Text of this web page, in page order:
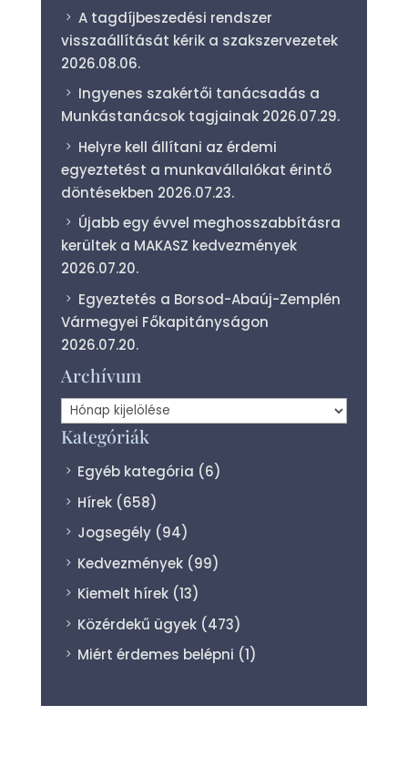
A tagdíjbeszedési rendszer
visszaállítását kérik a szakszervezetek
2026.08.06.
Ingyenes szakértői tanácsadás a
Munkástanácsok tagjainak 2026.07.29.
Helyre kell állítani az érdemi
egyeztetést a munkavállalókat érintő
döntésekben 2026.07.23.
Újabb egy évvel meghosszabbításra
kerültek a MAKASZ kedvezmények
2026.07.20.
Egyeztetés a Borsod-Abaúj-Zemplén
Vármegyei Főkapitányságon
2026.07.20.
Archívum
Archívum
Kategóriák
Egyéb kategória (6)
Hírek (658)
Jogsegély (94)
Kedvezmények (99)
Kiemelt hírek (13)
Közérdekű ügyek (473)
Miért érdemes belépni (1)